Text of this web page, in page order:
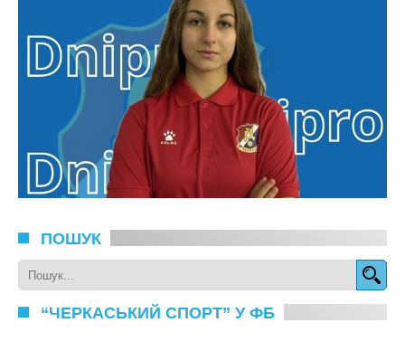
ПОШУК
“ЧЕРКАСЬКИЙ СПОРТ” У ФБ